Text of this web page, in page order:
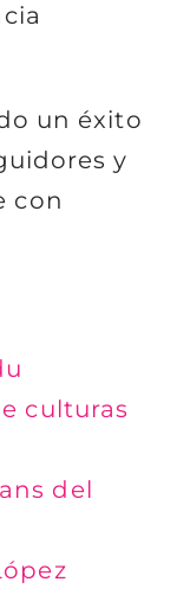
un éxito
y
con
culturas
del